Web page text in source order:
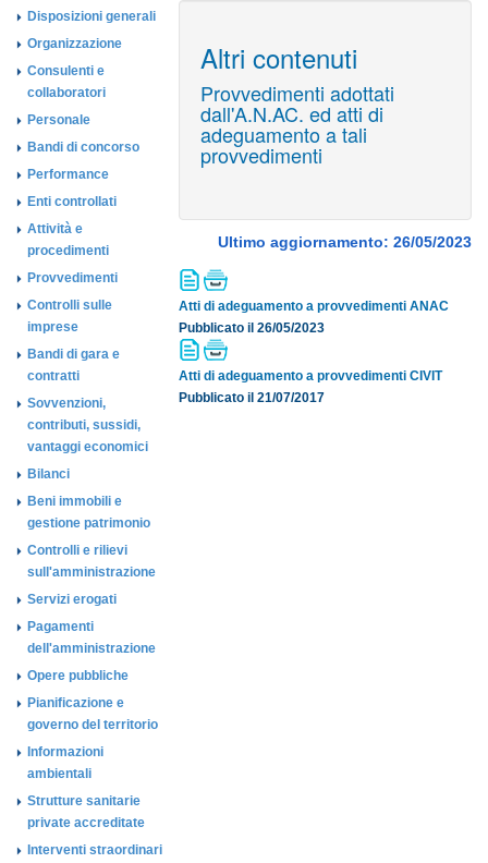
Disposizioni generali
Organizzazione
Consulenti e
collaboratori
Personale
Bandi di concorso
Performance
Enti controllati
Attività e
procedimenti
Provvedimenti
Controlli sulle
imprese
Bandi di gara e
contratti
Sovvenzioni,
contributi, sussidi,
vantaggi economici
Bilanci
Beni immobili e
gestione patrimonio
Controlli e rilievi
sull'amministrazione
Servizi erogati
Pagamenti
dell'amministrazione
Opere pubbliche
Pianificazione e
governo del territorio
Informazioni
ambientali
Strutture sanitarie
private accreditate
Interventi straordinari
Altri contenuti
Provvedimenti adottati
dall'A.N.AC. ed atti di
adeguamento a tali
provvedimenti
Ultimo aggiornamento: 26/05/2023
Atti di adeguamento a provvedimenti ANAC
Pubblicato il 26/05/2023
Atti di adeguamento a provvedimenti CIVIT
Pubblicato il 21/07/2017